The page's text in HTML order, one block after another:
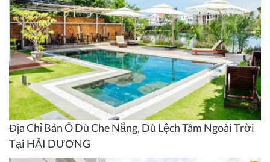
Địa Chỉ Bán Ô Dù Che Nắng, Dù Lệch Tâm Ngoài Trời
Tại HẢI DƯƠNG